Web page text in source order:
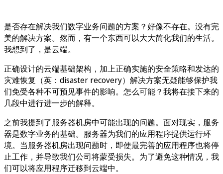
是否存在解决我们数字业务问题的方案？好像不存在。没有完
美的解决方案。然而，有一个东西可以大大简化我们的生活。
我想到了，是云端。
正确设计的云端基础架构，加上正确实施的安全策略和发达的
灾难恢复（英：disaster recovery）解决方案无疑能够保护我
们免受各种不可预见事件的影响。怎么可能？我将在接下来的
几段中进行进一步的解释。
之前我提到了服务器机房中可能出现的问题。面对现实，服务
器是数字业务的基础。服务器为我们的应用程序提供运行环
境。当服务器机房出现问题时，即使最完善的应用程序也将停
止工作，并导致我们公司将蒙受损失。为了避免这种情况，我
们可以将应用程序迁移到云端中。